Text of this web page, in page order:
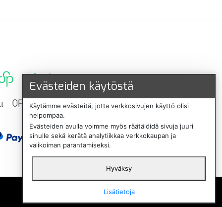
Svenska
Evästeiden käytöstä
Käytämme evästeitä, jotta verkkosivujen käyttö olisi
helpompaa.
Evästeiden avulla voimme myös räätälöidä sivuja juuri
sinulle sekä kerätä analytiikkaa verkkokaupan ja
valikoiman parantamiseksi.
Hyväksy
Lisätietoja